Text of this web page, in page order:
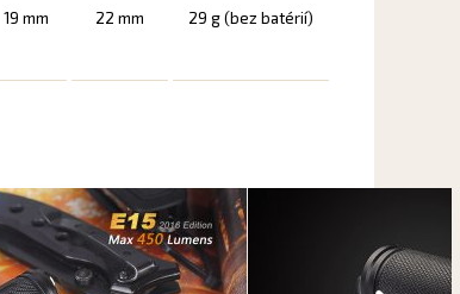
19 mm 22 mm 29 g (bez batérií)